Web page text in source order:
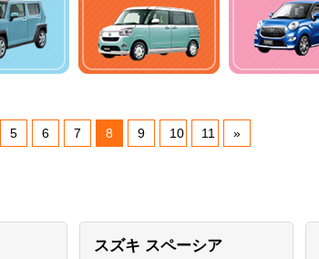
5 6 7 8 9 10 11 »
スズキ スペーシア